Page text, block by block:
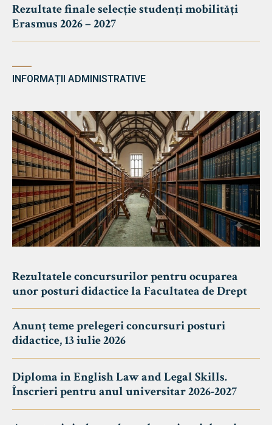
Rezultate finale selecție studenți mobilități
Erasmus 2026 – 2027
INFORMAȚII ADMINISTRATIVE
Rezultatele concursurilor pentru ocuparea
unor posturi didactice la Facultatea de Drept
Anunț teme prelegeri concursuri posturi
didactice, 13 iulie 2026
Diploma in English Law and Legal Skills.
Înscrieri pentru anul universitar 2026-2027